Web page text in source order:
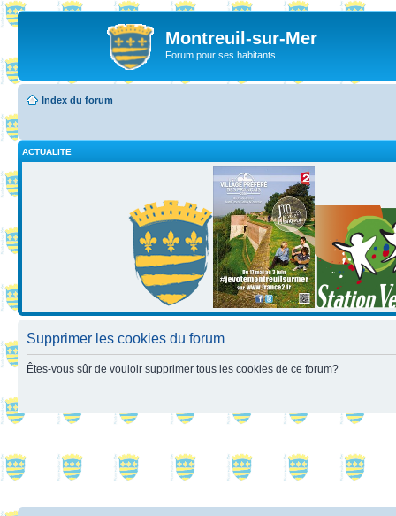
Montreuil-sur-Mer
Forum pour ses habitants
Index du forum
ACTUALITE
Supprimer les cookies du forum
Êtes-vous sûr de vouloir supprimer tous les cookies de ce forum?